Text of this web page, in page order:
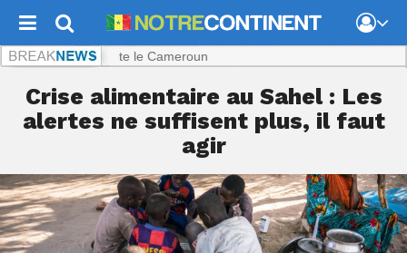
qui inquiète le Cameroun
Crise alimentaire au Sahel : Les
alertes ne suffisent plus, il faut
agir